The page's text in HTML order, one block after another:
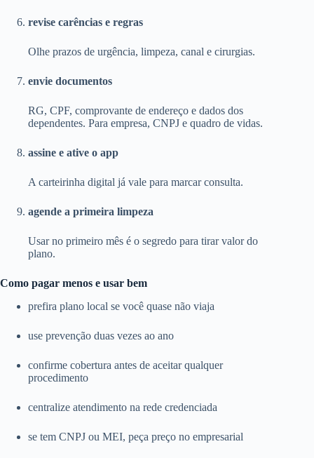
revise carências e regras
Olhe prazos de urgência, limpeza, canal e cirurgias.
envie documentos
RG, CPF, comprovante de endereço e dados dos
dependentes. Para empresa, CNPJ e quadro de vidas.
assine e ative o app
A carteirinha digital já vale para marcar consulta.
agende a primeira limpeza
Usar no primeiro mês é o segredo para tirar valor do
plano.
Como pagar menos e usar bem
prefira plano local se você quase não viaja
use prevenção duas vezes ao ano
confirme cobertura antes de aceitar qualquer
procedimento
centralize atendimento na rede credenciada
se tem CNPJ ou MEI, peça preço no empresarial